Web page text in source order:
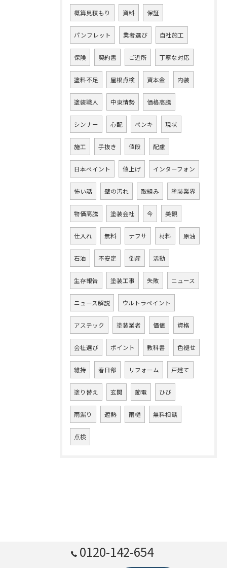
概算見積もり 資料 保証
パンフレット 業者選び 自社施工
保険 契約書 ご近所 丁寧な対応
塗料不足 屋根点検 資本金 内装
塗装職人 中東情勢 価格高騰
シンナー 心配 ペンキ 現状
施工 手抜き 値段 配慮
日本ペイント 値上げ インターフォン
怖い話 壁の汚れ 取組み 塗装業界
物価高騰 塗装会社 今 美観
仕入れ 無料 ナフサ 材料 原油
石油 不安定 倒産 活動
生存報告 塗装工事 失敗 ニュース
ニュース解説 ウルトラペイント
アステック 塗装業者 価値 資格
会社選び ポイント 教科書 色褪せ
維持 春日部 リフォーム 戸建て
塗り替え 玄関 節電 ひび
雨漏り 遮熱 雨樋 無料相談
点検
0120-142-654